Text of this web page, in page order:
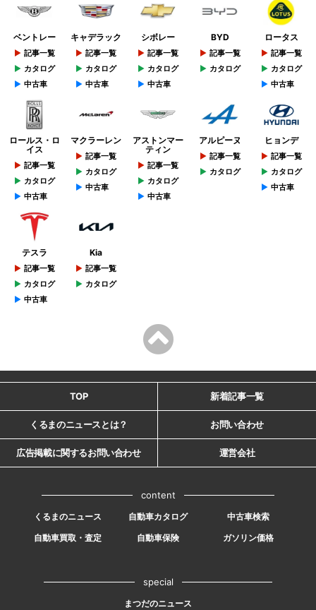
ベントレー
記事一覧
カタログ
中古車
キャデラック
記事一覧
カタログ
中古車
シボレー
記事一覧
カタログ
中古車
BYD
記事一覧
カタログ
ロータス
記事一覧
カタログ
中古車
ロールス・ロ
イス
記事一覧
カタログ
中古車
マクラーレン
記事一覧
カタログ
中古車
アストンマー
ティン
記事一覧
カタログ
中古車
アルピーヌ
記事一覧
カタログ
ヒョンデ
記事一覧
カタログ
中古車
テスラ
記事一覧
カタログ
中古車
Kia
記事一覧
カタログ
TOP 新着記事一覧
くるまのニュースとは？ お問い合わせ
広告掲載に関するお問い合わせ 運営会社
content
くるまのニュース 自動車カタログ
中古車検索
自動車買取・査定
自動車保険 ガソリン価格
special
まつだのニュース